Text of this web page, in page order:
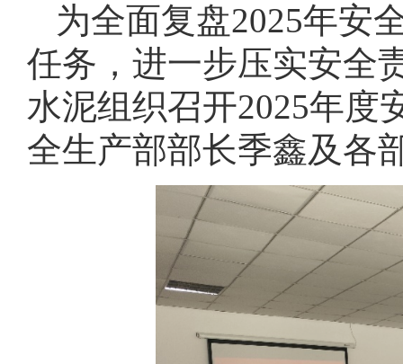
为全面复盘2025年安
任务，进一步压实安全
水泥组织召开2025年度
全生产部部长季鑫及各